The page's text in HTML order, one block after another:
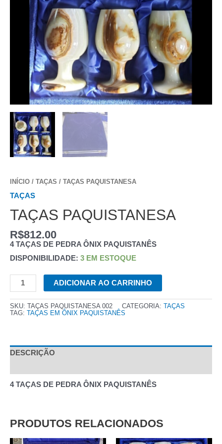
INÍCIO / TAÇAS / TAÇAS PAQUISTANESA
TAÇAS
TAÇAS PAQUISTANESA
R$812.00
4 TAÇAS DE PEDRA ÔNIX PAQUISTANÊS
DISPONIBILIDADE: 3 EM ESTOQUE
TAÇAS
PAQUISTANESA
QUANTIDADE
ADICIONAR AO CARRINHO
SKU: TAÇAS PAQUISTANESA 002 CATEGORIA: TAÇAS
TAG: TAÇAS EM ÔNIX PAQUISTANÊS
DESCRIÇÃO
4 TAÇAS DE PEDRA ÔNIX PAQUISTANÊS
PRODUTOS RELACIONADOS